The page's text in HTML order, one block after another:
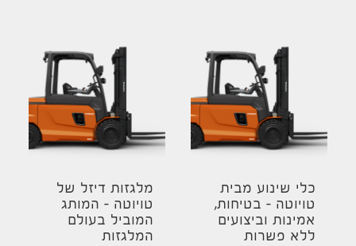
כלי שינוע מבית
טויוטה – בטיחות,
אמינות וביצועים
ללא פשרות
מלגזות דיזל של
טויוטה – המותג
המוביל בעולם
המלגזות